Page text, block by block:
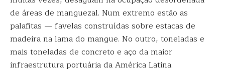
de áreas de manguezal. Num extremo estão as
palafitas — favelas construídas sobre estacas de
madeira na lama do mangue. No outro, toneladas e
mais toneladas de concreto e aço da maior
infraestrutura portuária da América Latina.